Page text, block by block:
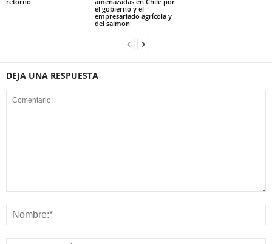
el gobierno y el
empresariado agrícola y
del salmon
DEJA UNA RESPUESTA